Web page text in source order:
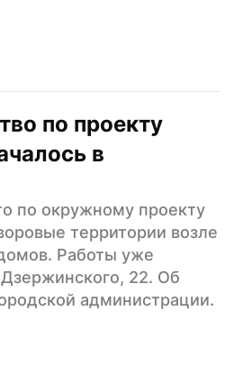
по проекту
в
по окружному проекту
территории возле
Работы уже
22. Об
администрации.